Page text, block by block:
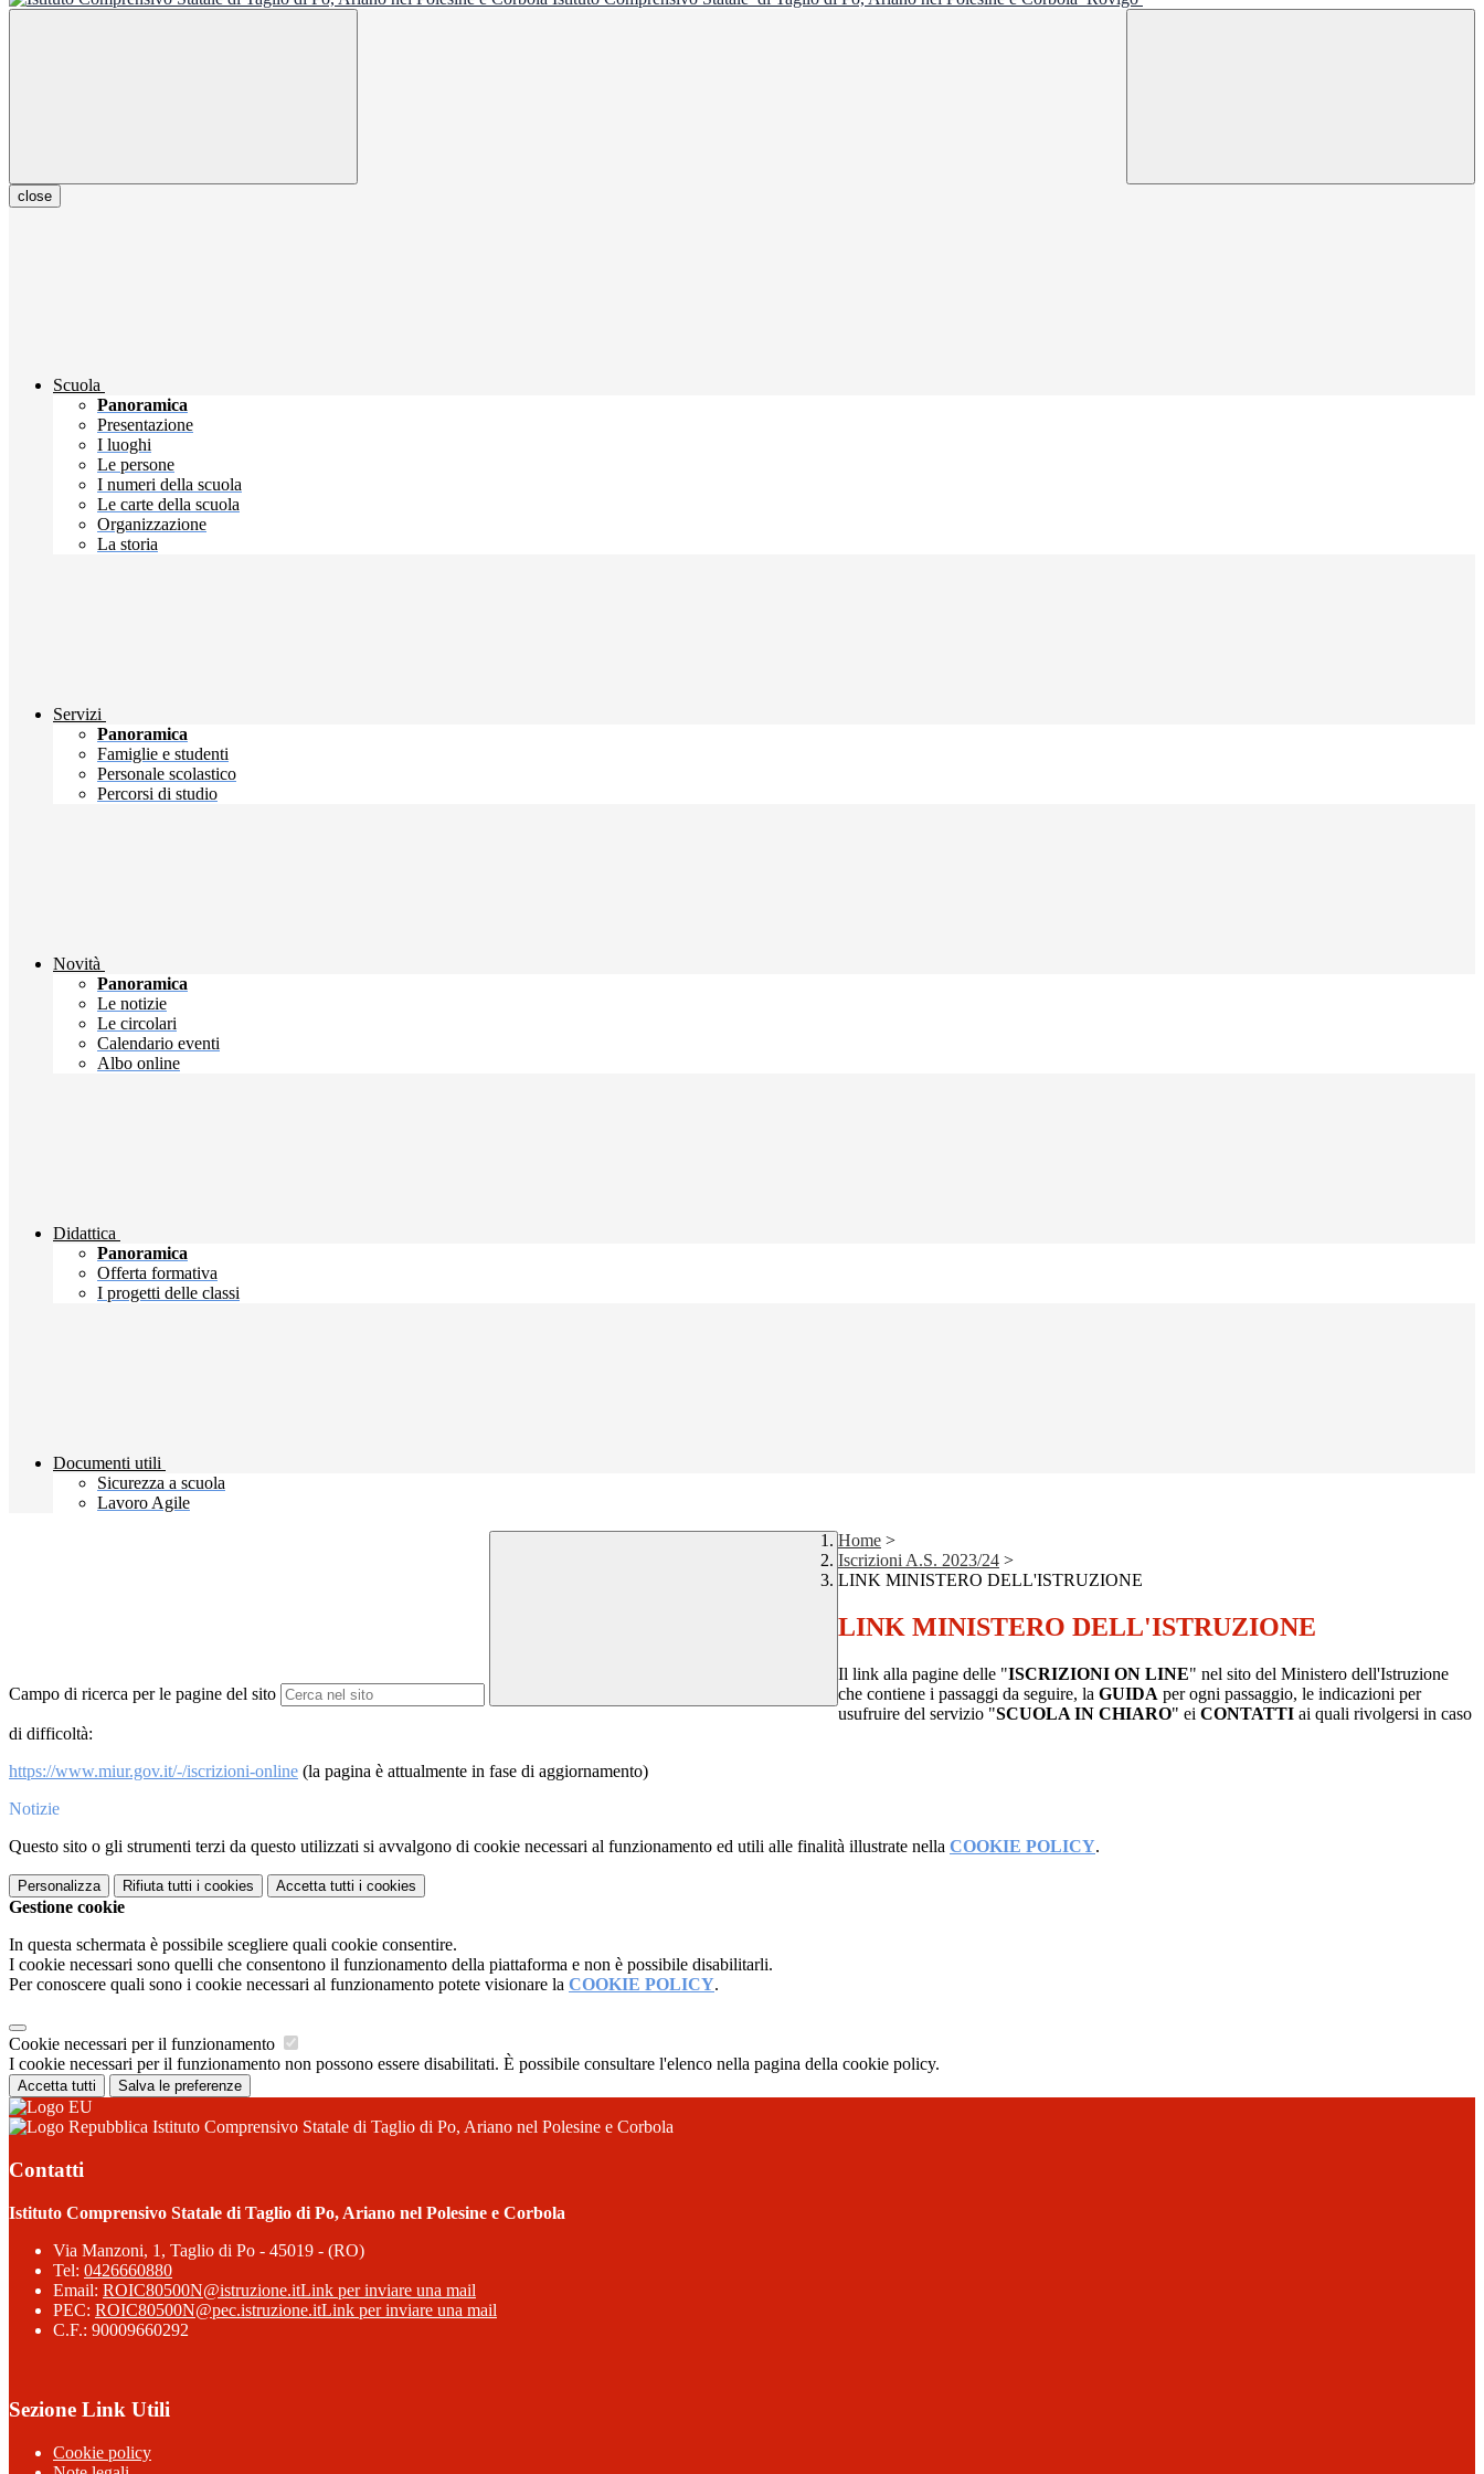
close
Scuola
Panoramica
Presentazione
I luoghi
Le persone
I numeri della scuola
Le carte della scuola
Organizzazione
La storia
Servizi
Panoramica
Famiglie e studenti
Personale scolastico
Percorsi di studio
Novità
Panoramica
Le notizie
Le circolari
Calendario eventi
Albo online
Didattica
Panoramica
Offerta formativa
I progetti delle classi
Documenti utili
Sicurezza a scuola
Lavoro Agile
Campo di ricerca per le pagine del sito
Home >
Iscrizioni A.S. 2023/24 >
LINK MINISTERO DELL'ISTRUZIONE
LINK MINISTERO DELL'ISTRUZIONE
Il link alla pagine delle "ISCRIZIONI ON LINE" nel sito del Ministero dell'Istruzione
che contiene i passaggi da seguire, la GUIDA per ogni passaggio, le indicazioni per
usufruire del servizio "SCUOLA IN CHIARO" ei CONTATTI ai quali rivolgersi in caso
di difficoltà:
https://www.miur.gov.it/-/iscrizioni-online (la pagina è attualmente in fase di aggiornamento)
Notizie
Questo sito o gli strumenti terzi da questo utilizzati si avvalgono di cookie necessari al funzionamento ed utili alle finalità illustrate nella COOKIE POLICY.
Personalizza Rifiuta tutti i cookies Accetta tutti i cookies
Gestione cookie
In questa schermata è possibile scegliere quali cookie consentire.
I cookie necessari sono quelli che consentono il funzionamento della piattaforma e non è possibile disabilitarli.
Per conoscere quali sono i cookie necessari al funzionamento potete visionare la COOKIE POLICY.
Cookie necessari per il funzionamento
I cookie necessari per il funzionamento non possono essere disabilitati. È possibile consultare l'elenco nella pagina della cookie policy.
Accetta tutti Salva le preferenze
Istituto Comprensivo Statale di Taglio di Po, Ariano nel Polesine e Corbola
Contatti
Istituto Comprensivo Statale di Taglio di Po, Ariano nel Polesine e Corbola
Via Manzoni, 1, Taglio di Po - 45019 - (RO)
Tel: 0426660880
Email: ROIC80500N@istruzione.itLink per inviare una mail
PEC: ROIC80500N@pec.istruzione.itLink per inviare una mail
C.F.: 90009660292
Sezione Link Utili
Cookie policy